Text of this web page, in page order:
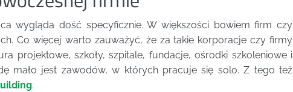
wygląda dość specyficznie. W większości bowiem firm czy
Co więcej warto zauważyć, że za takie korporacje czy firmy
projektowe, szkoły, szpitale, fundacje, ośrodki szkoleniowe i
mało jest zawodów, w których pracuje się solo. Z tego też
.